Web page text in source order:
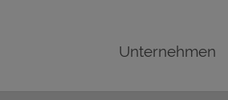
Unternehmen